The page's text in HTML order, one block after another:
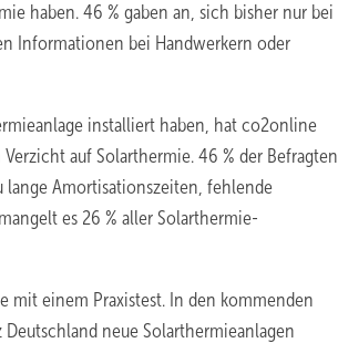
haben. 46 % gaben an, sich bisher nur bei
Informationen bei Handwerkern oder
installiert haben, hat co2online
auf Solarthermie. 46 % der Befragten
lange Amortisationszeiten, fehlende
es 26 % aller Solarthermie-
mit einem Praxistest. In den kommenden
neue Solarthermieanlagen